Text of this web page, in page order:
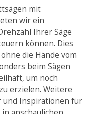
mit
wir ein
Ihrer Säge
können. Dies
die Hände vom
beim Sägen
um noch
erzielen. Weitere
und Inspirationen für